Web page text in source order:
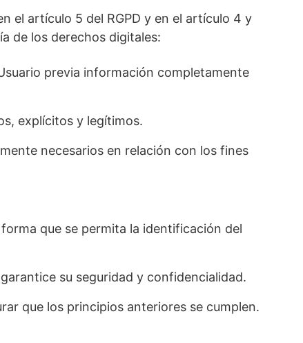
el artículo 5 del RGPD y en el artículo 4 y
de los derechos digitales:
previa información completamente
explícitos y legítimos.
necesarios en relación con los fines
que se permita la identificación del
su seguridad y confidencialidad.
que los principios anteriores se cumplen.